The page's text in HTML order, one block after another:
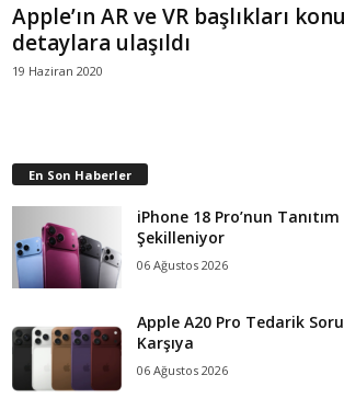
Apple’ın AR ve VR başlıkları
detaylara ulaşıldı
19 Haziran 2020
En Son Haberler
iPhone 18 Pro’nun
Şekilleniyor
06 Ağustos 2026
Apple A20 Pro Tedarik
Karşıya
06 Ağustos 2026